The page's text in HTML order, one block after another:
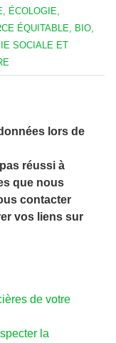
ÉCOLOGIE,
ÉQUITABLE, BIO,
SOCIALE ET
lors de
réussi à
que nous
contacter
vos liens sur
de votre
la